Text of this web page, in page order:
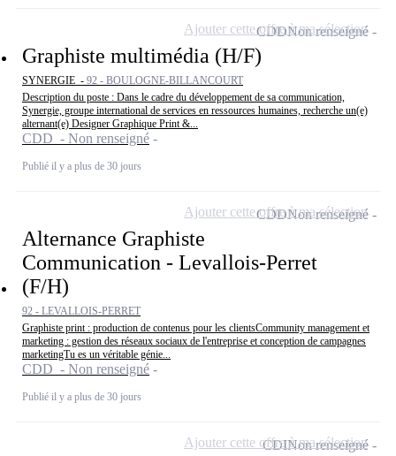
Graphiste multimédia (H/F)
SYNERGIE - 92 - BOULOGNE-BILLANCOURT
Description du poste : Dans le cadre du développement de sa communication,
Synergie, groupe international de services en ressources humaines, recherche un(e)
alternant(e) Designer Graphique Print &...
CDD - Non renseigné
Publié il y a plus de 30 jours
CDDNon renseigné
Ajouter cette offre à ma sélection
Alternance Graphiste
Communication - Levallois-Perret
(F/H)
92 - LEVALLOIS-PERRET
Graphiste print : production de contenus pour les clientsCommunity management et
marketing : gestion des réseaux sociaux de l'entreprise et conception de campagnes
marketingTu es un véritable génie...
CDD - Non renseigné
Publié il y a plus de 30 jours
CDDNon renseigné
Ajouter cette offre à ma sélection
CDINon renseigné
Ajouter cette offre à ma sélection